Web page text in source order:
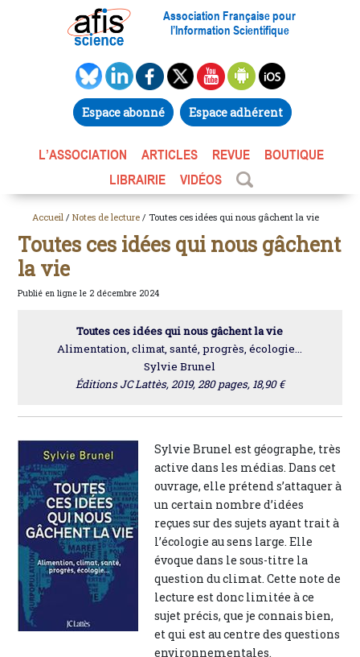
Association Française pour
l’Information Scientifique
Espace abonné Espace adhérent
L’ASSOCIATION ARTICLES REVUE
BOUTIQUE
LIBRAIRIE
VIDÉOS
Accueil / Notes de lecture / Toutes ces idées qui nous gâchent la vie
Toutes ces idées qui nous gâchent
la vie
Publié en ligne le 2 décembre 2024
Toutes ces idées qui nous gâchent la vie
Alimentation, climat, santé, progrès, écologie...
Sylvie Brunel
Éditions JC Lattès, 2019, 280 pages, 18,90 €
Sylvie Brunel est géographe, très
active dans les médias. Dans cet
ouvrage, elle prétend s’attaquer à
un certain nombre d’idées
reçues sur des sujets ayant trait à
l’écologie au sens large. Elle
évoque dans le sous-titre la
question du climat. Cette note de
lecture est donc limitée à ce
sujet précis, que je connais bien,
et qui est au centre des questions
environnementales.